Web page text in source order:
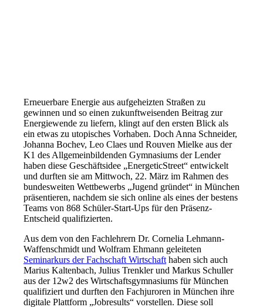
Erneuerbare Energie aus aufgeheizten Straßen zu
gewinnen und so einen zukunftweisenden Beitrag zur
Energiewende zu liefern, klingt auf den ersten Blick als
ein etwas zu utopisches Vorhaben. Doch Anna Schneider,
Johanna Bochev, Leo Claes und Rouven Mielke aus der
K1 des Allgemeinbildenden Gymnasiums der Lender
haben diese Geschäftsidee „EnergeticStreet“ entwickelt
und durften sie am Mittwoch, 22. März im Rahmen des
bundesweiten Wettbewerbs „Jugend gründet“ in München
präsentieren, nachdem sie sich online als eines der bestens
Teams von 868 Schüler-Start-Ups für den Präsenz-
Entscheid qualifizierten.
Aus dem von den Fachlehrern Dr. Cornelia Lehmann-
Waffenschmidt und Wolfram Ehmann geleiteten
Seminarkurs der Fachschaft Wirtschaft haben sich auch
Marius Kaltenbach, Julius Trenkler und Markus Schuller
aus der 12w2 des Wirtschaftsgymnasiums für München
qualifiziert und durften den Fachjuroren in München ihre
digitale Plattform „Jobresults“ vorstellen. Diese soll